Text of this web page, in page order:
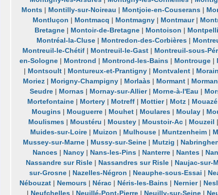
Monts| Montilly-sur-Noireau | Montjoie-en-Couserans|
Montluçon | Montmacq | Montmagny| Montmaur|
Bretagne | Montoir-de-Bretagne | Montoison |
Montréal-la-Cluse| Montredon-des-Corbières|
Montreuil-le-Chétif | Montreuil-le-Gast | Montreuil-sous-
en-Sologne | Montrond | Montrond-les-Bains | Montrouge |
| Montsoult| Montureux-et-Prantigny| Montvalent|
Moriez| Morigny-Champigny| Morlaàs| Mormant|
Seudre | Mornas | Mornay-sur-Allier| Morne-à-l'Eau |
Mortefontaine| Mortery| Motreff| Mottier| Motz| Mouazé
Mougins | Mouguerre | Mouhet | Moulares | Moulay |
Moulismes | Moustéru | Moustey | Moustoir-Ac | Mouzeil
Muides-sur-Loire | Muizon | Mulhouse | Muntzenheim |
Mussey-sur-Marne | Mussy-sur-Seine | Mutzig |
Nances | Nancy | Nans-les-Pins | Nanterre | Nantes |
Nassandre sur Risle | Nassandres sur Risle | Naujac-sur-
sur-Grosne | Nazelles-Négron | Neauphe-sous-Essai |
Nébouzat | Nemours | Nérac | Néris-les-Bains | Nernier|
| Neufchelles| Neuillé-Pont-Pierre| Neuilly-sur-Seine|